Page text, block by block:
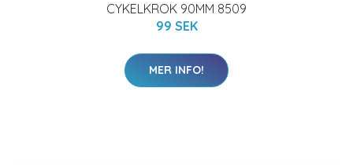
CYKELKROK 90MM 8509
99 SEK
MER INFO!